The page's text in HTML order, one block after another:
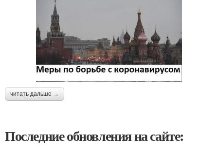
читать дальше →
Последние обновления на сайте: